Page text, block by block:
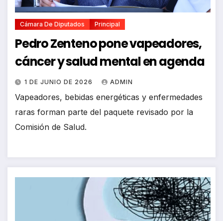
Cámara De Diputados Principal
Pedro Zenteno pone vapeadores,
cáncer y salud mental en agenda
1 DE JUNIO DE 2026 ADMIN
Vapeadores, bebidas energéticas y enfermedades
raras forman parte del paquete revisado por la
Comisión de Salud.